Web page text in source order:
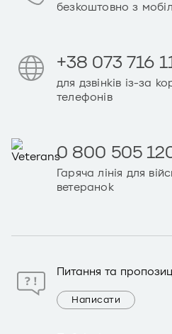
безкоштовно з
+38 073 716
для дзвінків із-за
телефонів
0 800 505
Гаряча лінія для
ветеранок
Питання та
Написати